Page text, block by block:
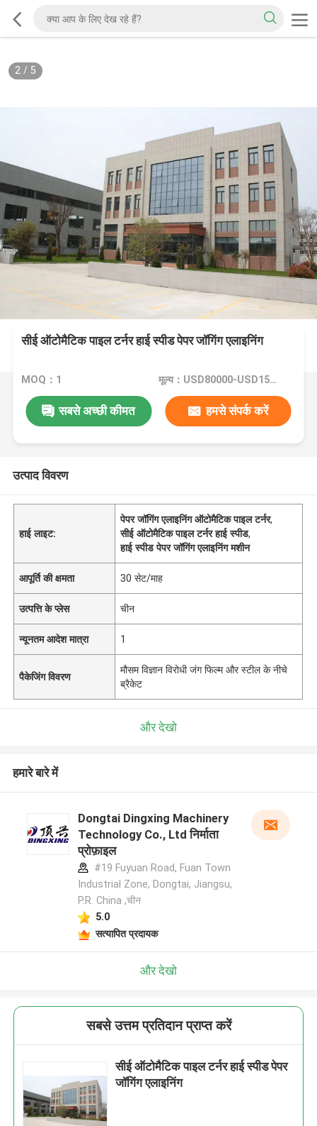
2/ 5
सीई ऑटोमैटिक पाइल टर्नर हाई स्पीड पेपर जॉगिंग एलाइनिंग
MOQ：1 मूल्य：USD80000-USD150000
सबसे अच्छी कीमत हमसे संपर्क करें
उत्पाद विवरण
हाई लाइट:
पेपर जॉगिंग एलाइनिंग ऑटोमैटिक पाइल टर्नर,
सीई ऑटोमैटिक पाइल टर्नर हाई स्पीड,
हाई स्पीड पेपर जॉगिंग एलाइनिंग मशीन
आपूर्ति की क्षमता 30 सेट/माह
उत्पत्ति के प्लेस चीन
न्यूनतम आदेश मात्रा 1
पैकेजिंग विवरण
मौसम विज्ञान विरोधी जंग फिल्म और स्टील के नीचे
ब्रैकेट
और देखो
हमारे बारे में
Dongtai Dingxing Machinery
Technology Co., Ltd निर्माता
प्रोफ़ाइल
#19 Fuyuan Road, Fuan Town
Industrial Zone, Dongtai, Jiangsu,
P.R. China ,चीन
5.0
सत्यापित प्रदायक
और देखो
सबसे उत्तम प्रतिदान प्राप्त करें
सीई ऑटोमैटिक पाइल टर्नर हाई स्पीड पेपर
जॉगिंग एलाइनिंग